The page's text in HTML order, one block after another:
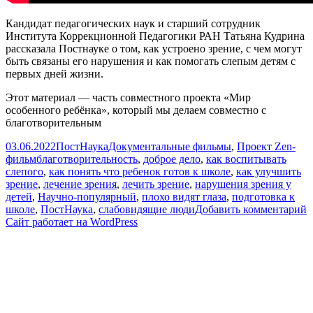
Кандидат педагогических наук и старший сотрудник
Института Коррекционной Педагогики РАН Татьяна Кудрина
рассказала Постнауке о том, как устроено зрение, с чем могут
быть связаны его нарушения и как помогать слепым детям с
первых дней жизни.
Этот материал — часть совместного проекта «Мир
особенного ребёнка», который мы делаем совместно с
благотворительным
Опубликовано
03.06.2022Автор
ПостНаукаРубрики
Документальные фильмы, Проект Zen-
фильмМетки
благотворительность, доброе дело, как воспитывать
слепого, как понять что ребенок готов к школе, как улучшить
зрение, лечение зрения, лечить зрение, нарушения зрения у
детей, Научно-популярный, плохо видят глаза, подготовка к
школе, ПостНаука, слабовидящие людиДобавить комментарий
Сайт работает на WordPress